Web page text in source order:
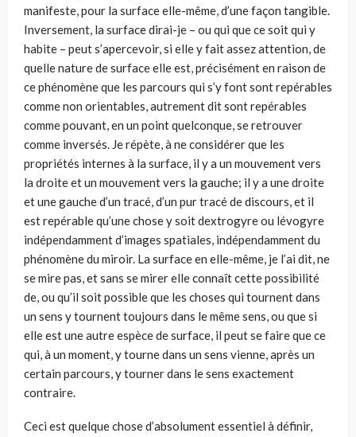
manifeste, pour la surface elle-même, d’une façon tangible.
Inversement, la surface dirai-je – ou qui que ce soit qui y
habite – peut s’aper­cevoir, si elle y fait assez attention, de
quelle nature de surface elle est, précisément en raison de
ce phénomène que les parcours qui s’y font sont repérables
comme non orientables, autrement dit sont repérables
comme pouvant, en un point quelconque, se retrouver
comme inversés. Je répète, à ne considérer que les
propriétés internes à la surface, il y a un mouvement vers
la droite et un mouvement vers la gauche; il y a une droite
et une gauche d’un tracé, d’un pur tracé de discours, et il
est repérable qu’une chose y soit dextrogyre ou lévogy­re
indépendamment d’images spatiales, indépendamment du
phénomène du miroir. La surface en elle-même, je l’ai dit, ne
se mire pas, et sans se mirer elle connaît cette possibilité
de, ou qu’il soit possible que les choses qui tournent dans
un sens y tournent toujours dans le même sens, ou que si
elle est une autre espèce de surface, il peut se faire que ce
qui, à un moment, y tourne dans un sens vienne, après un
certain parcours, y tourner dans le sens exactement
contraire.
Ceci est quelque chose d’absolument essentiel à définir,